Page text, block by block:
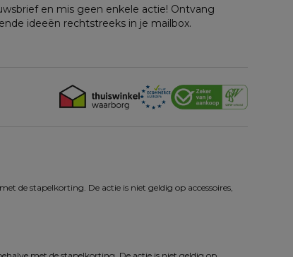
en mis geen enkele actie! Ontvang
ideeën rechtstreeks in je mailbox.
de stapelkorting. De actie is niet geldig op accessoires,